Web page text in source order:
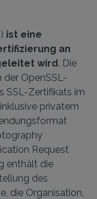
ist eine
an
wird. Die
der OpenSSL-
SSL-Zertifikats im
privatem
Request
enthält die
des
die Organisation,